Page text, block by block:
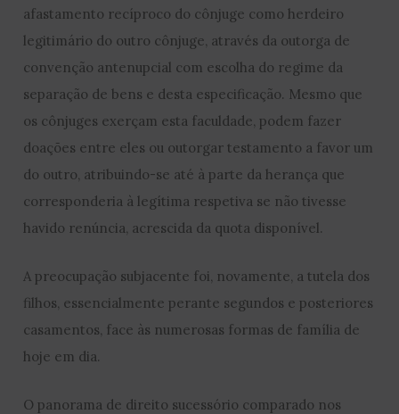
afastamento recíproco do cônjuge como herdeiro
legitimário do outro cônjuge, através da outorga de
convenção antenupcial com escolha do regime da
separação de bens e desta especificação. Mesmo que
os cônjuges exerçam esta faculdade, podem fazer
doações entre eles ou outorgar testamento a favor um
do outro, atribuindo-se até à parte da herança que
corresponderia à legítima respetiva se não tivesse
havido renúncia, acrescida da quota disponível.
A preocupação subjacente foi, novamente, a tutela dos
filhos, essencialmente perante segundos e posteriores
casamentos, face às numerosas formas de família de
hoje em dia.
O panorama de direito sucessório comparado nos